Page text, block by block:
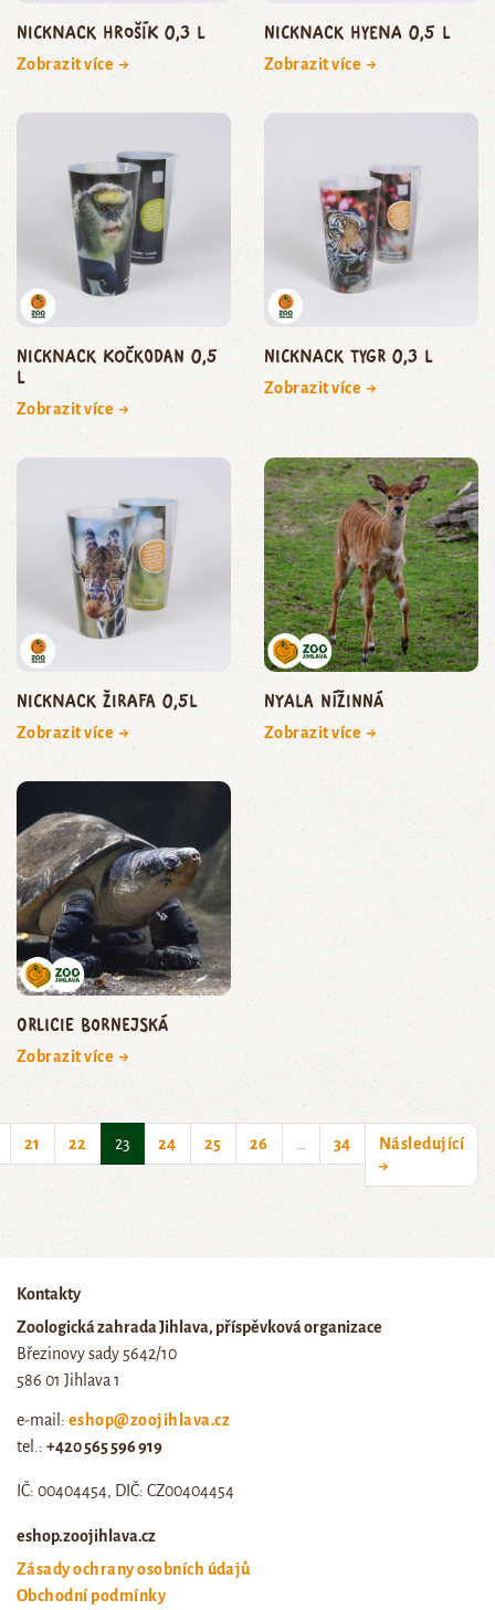
NickNack Hrošík 0,3 l
Zobrazit více →
NickNack hyena 0,5 l
Zobrazit více →
NickNack kočkodan 0,5
l
Zobrazit více →
NickNack Tygr 0,3 l
Zobrazit více →
NickNack žirafa 0,5l
Zobrazit více →
nyala nížinná
Zobrazit více →
orlicie bornejská
Zobrazit více →
21 22 23(current)
24 25 26 34
Následující
→
Kontakty
Zoologická zahrada Jihlava, příspěvková organizace
Březinovy sady 5642/10
586 01 Jihlava 1
e-mail: eshop@zoojihlava.cz
tel.: +420 565 596 919
IČ: 00404454, DIČ: CZ00404454
eshop.zoojihlava.cz
Zásady ochrany osobních údajů
Obchodní podmínky